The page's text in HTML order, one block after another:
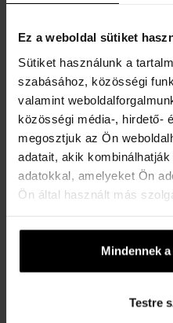
Ez a weboldal sütiket
Sütiket használunk a
szabásához, közösségi
valamint
közösségi média-, hirdető-
megosztjuk az Ön
adatait, akik
adatokkal, amelyeket Ön
Ön által használt más
Mindennek
Testre
490 Ft 12260 Ft
Mosóparfümök Issencia
7ml -tól 500ml-ig -
12260 Ft